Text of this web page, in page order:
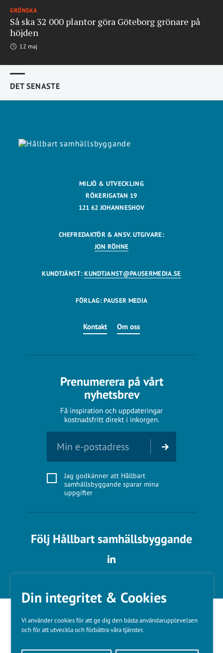
Din integritet & Cookies
Vi använder cookies för att ge dig den bästa användarupplevelsen
och för att utveckla och förbättra våra tjänster.
GRÖNSKA
Så ska 32 000 plantor göra Göteborg grönare på
höjden
12 maj
DET SENASTE
MILJÖ & UTVECKLING
RÖKERIGATAN 19
121 62 JOHANNESHOV
CHEFREDAKTÖR & ANSV. UTGIVARE:
JON RÖHNE
KUNDTJÄNST:KUNDTJANST@PAUSERMEDIA.SE
FÖRLAG: PAUSER MEDIA
Kontakt Om oss
Prenumerera på vårt
nyhetsbrev
Få inspiration och uppdateringar
kostnadsfritt direkt i inkorgen.
Jag godkänner att Hållbart
samhällsbyggande sparar mina
uppgifter
Följ Hållbart samhällsbyggande